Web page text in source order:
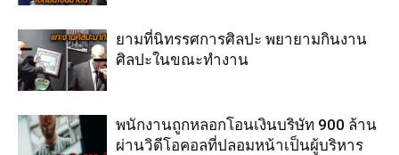
ยามที่นิทรรศการศิลปะ พยายามกินงาน
ศิลปะในขณะทำงาน
พนักงานถูกหลอกโอนเงินบริษัท 900 ล้าน
ผ่านวิดีโอคอลที่ปลอมหน้าเป็นผู้บริหาร